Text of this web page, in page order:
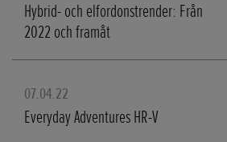
Hybrid- och elfordonstrender: Från
2022 och framåt
07.04.22
Everyday Adventures HR-V